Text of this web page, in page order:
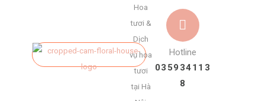
Hoa
tươi &
Dịch
vụ hoa
tươi
tại Hà
Hotline
035934113
8